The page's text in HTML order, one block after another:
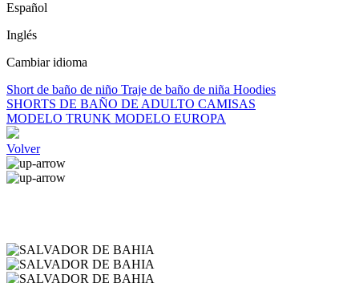
Español
Inglés
Cambiar idioma
Short de baño de niño Traje de baño de niña Hoodies
SHORTS DE BAÑO DE ADULTO CAMISAS
MODELO TRUNK MODELO EUROPA
Volver